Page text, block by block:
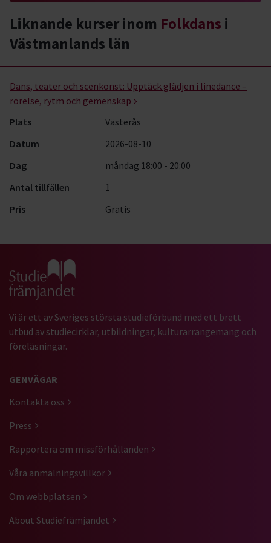
Liknande kurser inom Folkdans i
Västmanlands län
Dans, teater och scenkonst: Upptäck glädjen i linedance –
rörelse, rytm och gemenskap
Plats
Västerås
Datum
2026-08-10
Dag
måndag 18:00 - 20:00
Antal tillfällen
1
Pris
Gratis
Gå till studiefrämjandets startsida
Vi är ett av Sveriges största studieförbund med ett brett
utbud av studiecirklar, utbildningar, kulturarrangemang och
föreläsningar.
GENVÄGAR
Kontakta oss
Press
Rapportera om missförhållanden
Våra anmälningsvillkor
Om webbplatsen
About Studiefrämjandet